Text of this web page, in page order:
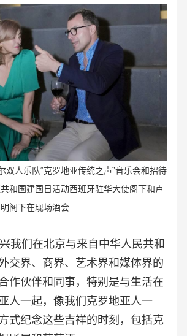
双人乐队“克罗地亚传统之声”音乐会和招待
和国建国日活动西班牙驻华大使阁下和卢
阁下在现场酒会
我们在北京与来自中华人民共和
交界、商界、艺术界和媒体界的
作伙伴和同事，特别是与生活在
人一起，像我们克罗地亚人一
式纪念这些吉祥的时刻，包括克